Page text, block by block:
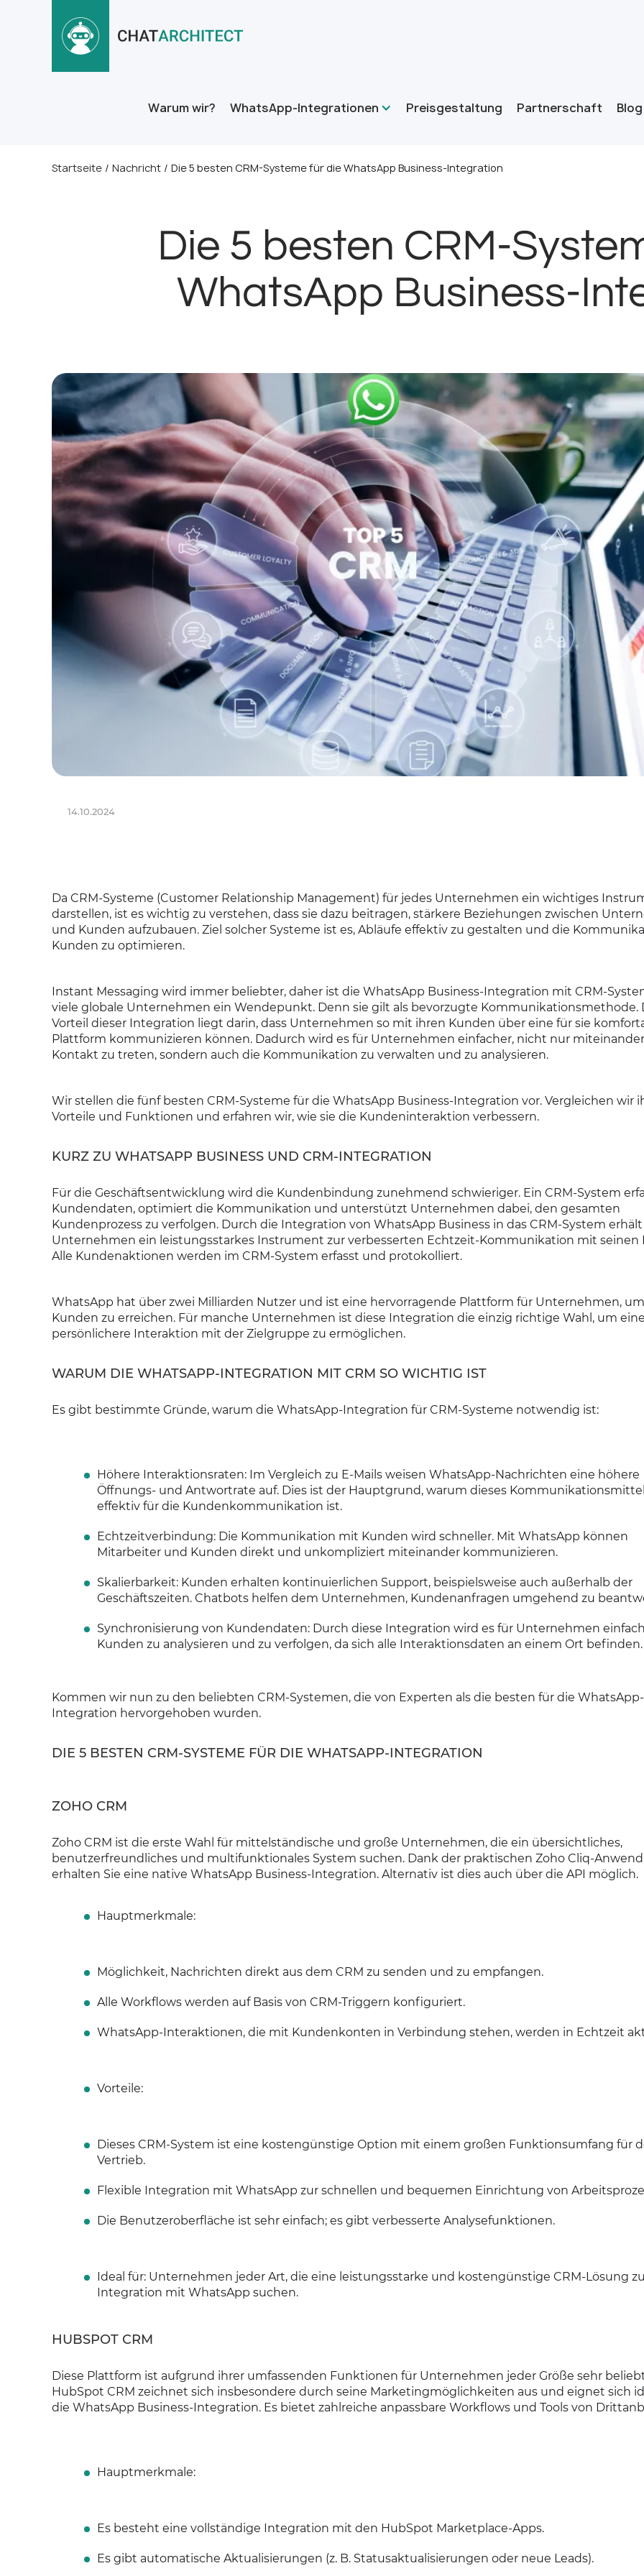
Warum wir? WhatsApp-Integrationen Preisgestaltung Partnerschaft Blog
Startseite / Nachricht / Die 5 besten CRM-Systeme für die WhatsApp Business-Integration
Die 5 besten CRM-
WhatsApp Business-
14.10.2024
Da CRM-Systeme (Customer Relationship Management) für jedes Unternehmen ein wichtiges
darstellen, ist es wichtig zu verstehen, dass sie dazu beitragen, stärkere Beziehungen zwischen
und Kunden aufzubauen. Ziel solcher Systeme ist es, Abläufe effektiv zu gestalten und die
Kunden zu optimieren.
Instant Messaging wird immer beliebter, daher ist die WhatsApp Business-Integration mit CRM-
viele globale Unternehmen ein Wendepunkt. Denn sie gilt als bevorzugte Kommunikationsmethode.
Vorteil dieser Integration liegt darin, dass Unternehmen so mit ihren Kunden über eine für sie
Plattform kommunizieren können. Dadurch wird es für Unternehmen einfacher, nicht nur
Kontakt zu treten, sondern auch die Kommunikation zu verwalten und zu analysieren.
Wir stellen die fünf besten CRM-Systeme für die WhatsApp Business-Integration vor. Vergleichen wir
Vorteile und Funktionen und erfahren wir, wie sie die Kundeninteraktion verbessern.
KURZ ZU WHATSAPP BUSINESS UND CRM-INTEGRATION
Für die Geschäftsentwicklung wird die Kundenbindung zunehmend schwieriger. Ein CRM-System
Kundendaten, optimiert die Kommunikation und unterstützt Unternehmen dabei, den gesamten
Kundenprozess zu verfolgen. Durch die Integration von WhatsApp Business in das CRM-System
Unternehmen ein leistungsstarkes Instrument zur verbesserten Echtzeit-Kommunikation mit seinen
Alle Kundenaktionen werden im CRM-System erfasst und protokolliert.
WhatsApp hat über zwei Milliarden Nutzer und ist eine hervorragende Plattform für Unternehmen,
Kunden zu erreichen. Für manche Unternehmen ist diese Integration die einzig richtige Wahl, um eine
persönlichere Interaktion mit der Zielgruppe zu ermöglichen.
WARUM DIE WHATSAPP-INTEGRATION MIT CRM SO WICHTIG IST
Es gibt bestimmte Gründe, warum die WhatsApp-Integration für CRM-Systeme notwendig ist:
Höhere Interaktionsraten: Im Vergleich zu E-Mails weisen WhatsApp-Nachrichten eine höhere
Öffnungs- und Antwortrate auf. Dies ist der Hauptgrund, warum dieses
effektiv für die Kundenkommunikation ist.
Echtzeitverbindung: Die Kommunikation mit Kunden wird schneller. Mit WhatsApp können
Mitarbeiter und Kunden direkt und unkompliziert miteinander kommunizieren.
Skalierbarkeit: Kunden erhalten kontinuierlichen Support, beispielsweise auch außerhalb der
Geschäftszeiten. Chatbots helfen dem Unternehmen, Kundenanfragen umgehend zu
Synchronisierung von Kundendaten: Durch diese Integration wird es für Unternehmen
Kunden zu analysieren und zu verfolgen, da sich alle Interaktionsdaten an einem Ort befinden.
Kommen wir nun zu den beliebten CRM-Systemen, die von Experten als die besten für die WhatsApp-
Integration hervorgehoben wurden.
DIE 5 BESTEN CRM-SYSTEME FÜR DIE WHATSAPP-INTEGRATION
ZOHO CRM
Zoho CRM ist die erste Wahl für mittelständische und große Unternehmen, die ein übersichtliches,
benutzerfreundliches und multifunktionales System suchen. Dank der praktischen Zoho Cliq-
erhalten Sie eine native WhatsApp Business-Integration. Alternativ ist dies auch über die API möglich.
Hauptmerkmale:
Möglichkeit, Nachrichten direkt aus dem CRM zu senden und zu empfangen.
Alle Workflows werden auf Basis von CRM-Triggern konfiguriert.
WhatsApp-Interaktionen, die mit Kundenkonten in Verbindung stehen, werden in Echtzeit
Vorteile:
Dieses CRM-System ist eine kostengünstige Option mit einem großen Funktionsumfang für
Vertrieb.
Flexible Integration mit WhatsApp zur schnellen und bequemen Einrichtung von
Die Benutzeroberfläche ist sehr einfach; es gibt verbesserte Analysefunktionen.
Ideal für: Unternehmen jeder Art, die eine leistungsstarke und kostengünstige CRM-Lösung
Integration mit WhatsApp suchen.
HUBSPOT CRM
Diese Plattform ist aufgrund ihrer umfassenden Funktionen für Unternehmen jeder Größe sehr
HubSpot CRM zeichnet sich insbesondere durch seine Marketingmöglichkeiten aus und eignet sich
die WhatsApp Business-Integration. Es bietet zahlreiche anpassbare Workflows und Tools von
Hauptmerkmale:
Es besteht eine vollständige Integration mit den HubSpot Marketplace-Apps.
Es gibt automatische Aktualisierungen (z. B. Statusaktualisierungen oder neue Leads).